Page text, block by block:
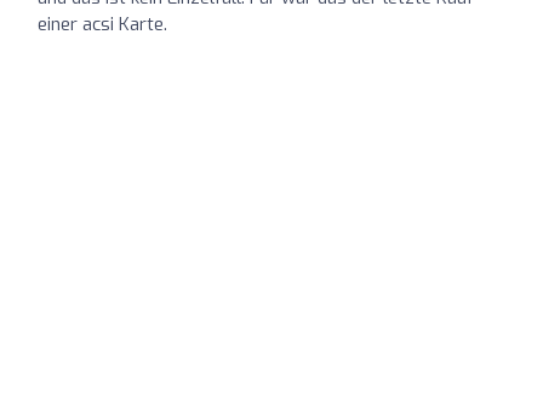
einer acsi Karte.